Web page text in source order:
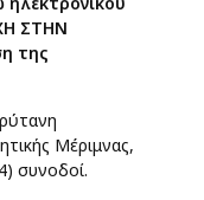
ΣΤΗΝ
της
Μέριμνας,
συνοδοί.